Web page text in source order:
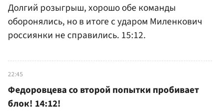
Долгий розыгрыш, хорошо обе команды
оборонялись, но в итоге с ударом Миленкович
россиянки не справились. 15:12.
22:45
Федоровцева со второй попытки пробивает
блок! 14:12!